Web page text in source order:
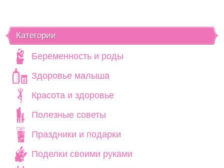
Категории
Беременность и роды
Здоровье малыша
Красота и здоровье
Полезные советы
Праздники и подарки
Поделки своими руками